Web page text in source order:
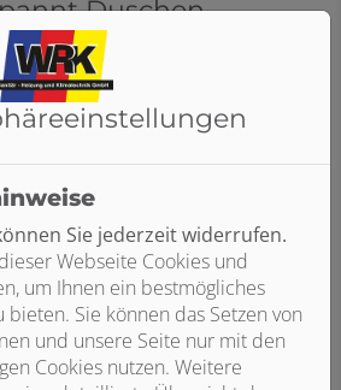
Duschen
mit barrierefreiem Einstieg,
Duschrinne, einfache Seitenwand
Duschabtrennung
Sie jederzeit widerrufen.
Webseite Cookies und
um Ihnen ein bestmögliches
bieten. Sie können das Setzen von
und unsere Seite nur mit den
Cookies nutzen. Weitere